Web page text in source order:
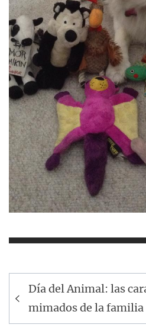
Navegación
de
entradas
Día del Animal: las
mimados de la familia